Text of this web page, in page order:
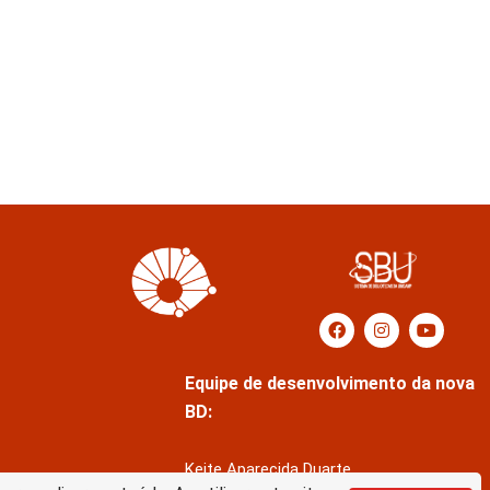
Equipe de desenvolvimento da nova
BD:
Keite Aparecida Duarte